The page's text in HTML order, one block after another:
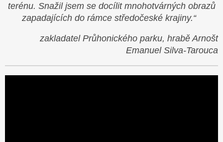
terénu. Snažil jsem se docílit mnohotvárných obrazů
zapadajících do rámce středočeské krajiny.“
zakladatel Průhonického parku, hrabě Arnošt
Emanuel Silva-Tarouca